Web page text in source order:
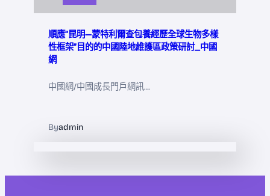
順應“昆明—蒙特利爾查包養經歷全球生物多樣
性框架”目的的中國陸地維護區政策研討_中國
網
中國網/中國成長門戶網訊…
Byadmin